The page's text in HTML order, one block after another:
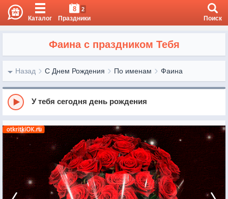
Каталог
8 2
Праздники Поиск
Фаина с праздником Тебя
Назад С Днем Рождения По именам Фаина
У тебя сегодня день рождения